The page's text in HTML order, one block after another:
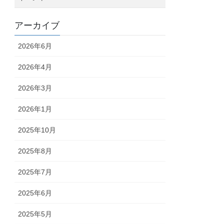
アーカイブ
2026年6月
2026年4月
2026年3月
2026年1月
2025年10月
2025年8月
2025年7月
2025年6月
2025年5月